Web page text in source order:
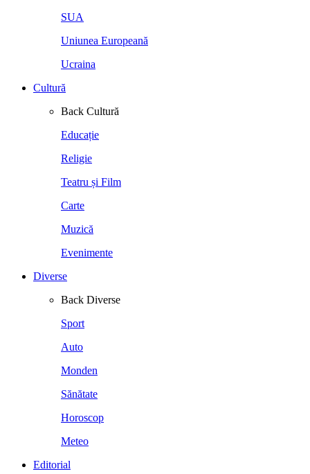
SUA
Uniunea Europeană
Ucraina
Cultură
Back Cultură
Educație
Religie
Teatru și Film
Carte
Muzică
Evenimente
Diverse
Back Diverse
Sport
Auto
Monden
Sănătate
Horoscop
Meteo
Editorial